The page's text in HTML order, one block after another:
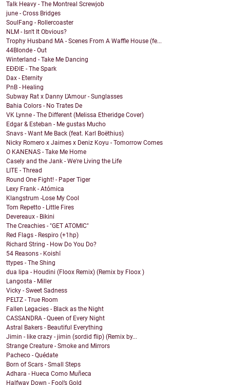
Talk Heavy - The Montreal Screwjob
june - Cross Bridges
SoulFang - Rollercoaster
NLM - Isn't It Obvious?
Trophy Husband MA - Scenes From A Waffle House (fe...
44Blonde - Out
Winterland - Take Me Dancing
EĐĐIE - The Spark
Dax - Eternity
PnB - Healing
Subway Rat x Danny L'Amour - Sunglasses
Bahia Colors - No Trates De
VK Lynne - The Different (Melissa Etheridge Cover)
Edgar & Esteban - Me gustas Mucho
Snavs - Want Me Back (feat. Karl Boëthius)
Nicky Romero x Jaimes x Deniz Koyu - Tomorrow Comes
O KANENAS - Take Me Home
Casely and the Jank - We're Living the Life
LITE - Thread
Round One Fight! - Paper Tiger
Lexy Frank - Atómica
Klangstrum -Lose My Cool
Tom Repetto - Little Fires
Devereaux - Bikini
The Creachies - "GET ATOMIC"
Red Flags - Respiro (+1hp)
Richard String - How Do You Do?
54 Reasons - Koishī
ttypes - The Shing
dua lipa - Houdini (Floox Remix) (Remix by Floox )
Langosta - Miller
Vicky - Sweet Sadness
PELTZ - True Room
Fallen Legacies - Black as the Night
CASSANDRA - Queen of Every Night
Astral Bakers - Beautiful Everything
Jimin - like crazy - jimin (sordid flip) (Remix by...
Strange Creature - Smoke and Mirrors
Pacheco - Quédate
Born of Scars - Small Steps
Adhara - Hueca Como Muñeca
Halfway Down - Fool’s Gold